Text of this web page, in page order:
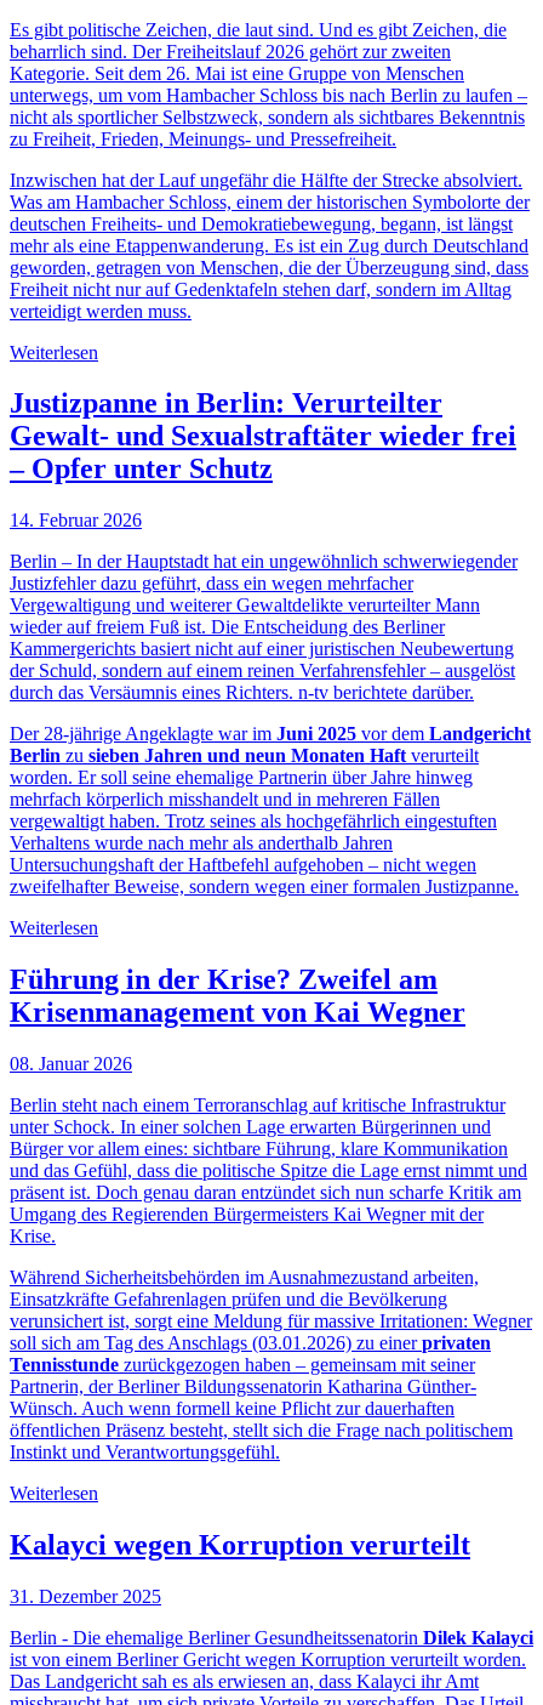
Es gibt politische Zeichen, die laut sind. Und es gibt Zeichen, die
beharrlich sind. Der Freiheitslauf 2026 gehört zur zweiten
Kategorie. Seit dem 26. Mai ist eine Gruppe von Menschen
unterwegs, um vom Hambacher Schloss bis nach Berlin zu laufen –
nicht als sportlicher Selbstzweck, sondern als sichtbares Bekenntnis
zu Freiheit, Frieden, Meinungs- und Pressefreiheit.
Inzwischen hat der Lauf ungefähr die Hälfte der Strecke absolviert.
Was am Hambacher Schloss, einem der historischen Symbolorte der
deutschen Freiheits- und Demokratiebewegung, begann, ist längst
mehr als eine Etappenwanderung. Es ist ein Zug durch Deutschland
geworden, getragen von Menschen, die der Überzeugung sind, dass
Freiheit nicht nur auf Gedenktafeln stehen darf, sondern im Alltag
verteidigt werden muss.
Weiterlesen
Justizpanne in Berlin: Verurteilter
Gewalt- und Sexualstraftäter wieder frei
– Opfer unter Schutz
14. Februar 2026
Berlin – In der Hauptstadt hat ein ungewöhnlich schwerwiegender
Justizfehler dazu geführt, dass ein wegen mehrfacher
Vergewaltigung und weiterer Gewaltdelikte verurteilter Mann
wieder auf freiem Fuß ist. Die Entscheidung des Berliner
Kammergerichts basiert nicht auf einer juristischen Neubewertung
der Schuld, sondern auf einem reinen Verfahrensfehler – ausgelöst
durch das Versäumnis eines Richters. n-tv berichtete darüber.
Der 28-jährige Angeklagte war im Juni 2025 vor dem Landgericht
Berlin zu sieben Jahren und neun Monaten Haft verurteilt
worden. Er soll seine ehemalige Partnerin über Jahre hinweg
mehrfach körperlich misshandelt und in mehreren Fällen
vergewaltigt haben. Trotz seines als hochgefährlich eingestuften
Verhaltens wurde nach mehr als anderthalb Jahren
Untersuchungshaft der Haftbefehl aufgehoben – nicht wegen
zweifelhafter Beweise, sondern wegen einer formalen Justizpanne.
Weiterlesen
Führung in der Krise? Zweifel am
Krisenmanagement von Kai Wegner
08. Januar 2026
Berlin steht nach einem Terroranschlag auf kritische Infrastruktur
unter Schock. In einer solchen Lage erwarten Bürgerinnen und
Bürger vor allem eines: sichtbare Führung, klare Kommunikation
und das Gefühl, dass die politische Spitze die Lage ernst nimmt und
präsent ist. Doch genau daran entzündet sich nun scharfe Kritik am
Umgang des Regierenden Bürgermeisters Kai Wegner mit der
Krise.
Während Sicherheitsbehörden im Ausnahmezustand arbeiten,
Einsatzkräfte Gefahrenlagen prüfen und die Bevölkerung
verunsichert ist, sorgt eine Meldung für massive Irritationen: Wegner
soll sich am Tag des Anschlags (03.01.2026) zu einerprivaten
Tennisstunde zurückgezogen haben – gemeinsam mit seiner
Partnerin, der Berliner Bildungssenatorin Katharina Günther-
Wünsch. Auch wenn formell keine Pflicht zur dauerhaften
öffentlichen Präsenz besteht, stellt sich die Frage nach politischem
Instinkt und Verantwortungsgefühl.
Weiterlesen
Kalayci wegen Korruption verurteilt
31. Dezember 2025
Berlin - Die ehemalige Berliner Gesundheitssenatorin Dilek Kalayci
ist von einem Berliner Gericht wegen Korruption verurteilt worden.
Das Landgericht sah es als erwiesen an, dass Kalayci ihr Amt